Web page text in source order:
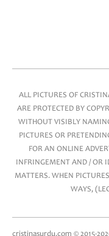
ALL PICTURES OF
ARE PROTECTED BY
WITHOUT VISIBLY
PICTURES OR
FOR AN ONLINE
INFRINGEMENT AND / OR
MATTERS. WHEN
WAYS,
cristinasurdu.com © 2015-